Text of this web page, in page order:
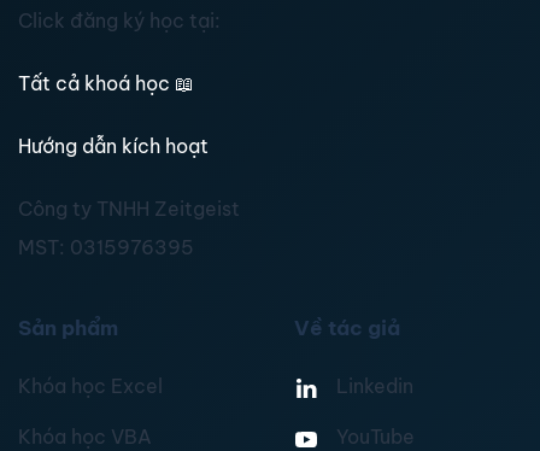
Click đăng ký học tại:
Tất cả khoá học 📖
Hướng dẫn kích hoạt
Công ty TNHH Zeitgeist
MST: 0315976395
Sản phẩm
Khóa học Excel
Khóa học VBA
Về tác giả
Linkedin
YouTube